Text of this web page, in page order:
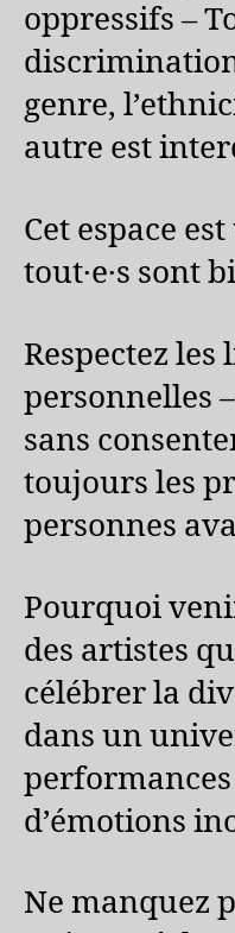
oppressifs –
genre,
autre est
Cet espace
tout·e·s sont
Respectez les
personnelles
sans
toujours les
personnes
Pourquoi
des artistes
célébrer la
dans un
d’émotions
Ne manquez